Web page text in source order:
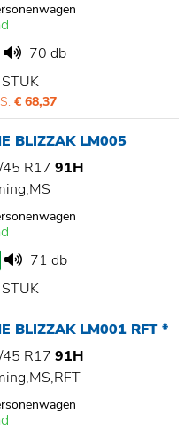
70 db
€ 68,37
BLIZZAK LM005
R17 91H
71 db
BLIZZAK LM001 RFT *
R17 91H